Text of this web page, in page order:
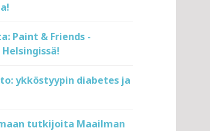
Paint & Friends -
ykköstyypin diabetes ja
tutkijoita Maailman